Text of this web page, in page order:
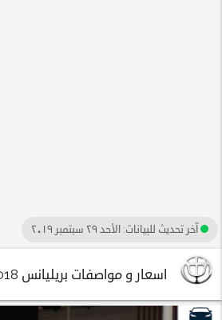
آخر تحديث للبيانات: الأحد ٢٩ سبتمبر ٢٠١٩
اسعار و مواصفات بريليانس V5 2018 فى السعودية